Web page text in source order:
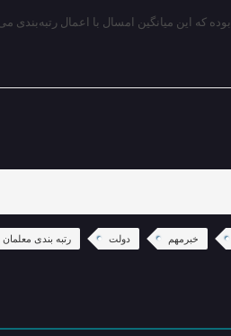
خبرمهم دولت رتبه بندی معلمان